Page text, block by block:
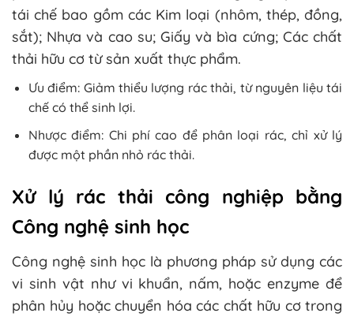
tái chế bao gồm các Kim loại (nhôm, thép, đồng,
sắt); Nhựa và cao su; Giấy và bìa cứng; Các chất
thải hữu cơ từ sản xuất thực phẩm.
Ưu điểm: Giảm thiểu lượng rác thải, từ nguyên liệu tái
chế có thể sinh lợi.
Nhược điểm: Chi phí cao để phân loại rác, chỉ xử lý
được một phần nhỏ rác thải.
Xử lý rác thải công nghiệp bằng
Công nghệ sinh học
Công nghệ sinh học là phương pháp sử dụng các
vi sinh vật như vi khuẩn, nấm, hoặc enzyme để
phân hủy hoặc chuyển hóa các chất hữu cơ trong